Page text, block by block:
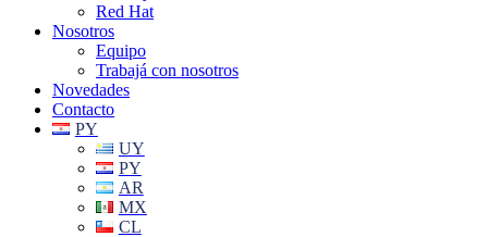
Red Hat
Nosotros
Equipo
Trabajá con nosotros
Novedades
Contacto
PY
UY
PY
AR
MX
CL